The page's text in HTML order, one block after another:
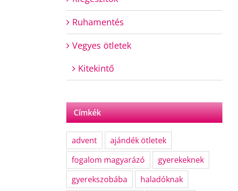
Ruhamentés
Vegyes ötletek
Kitekintő
Címkék
advent
ajándék ötletek
fogalom magyarázó
gyerekeknek
gyerekszobába
haladóknak